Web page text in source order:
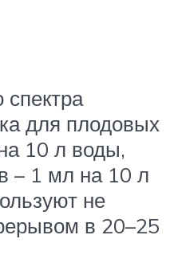
для плодовых
10 л воды,
– 1 мл на 10 л
не
в 20–25